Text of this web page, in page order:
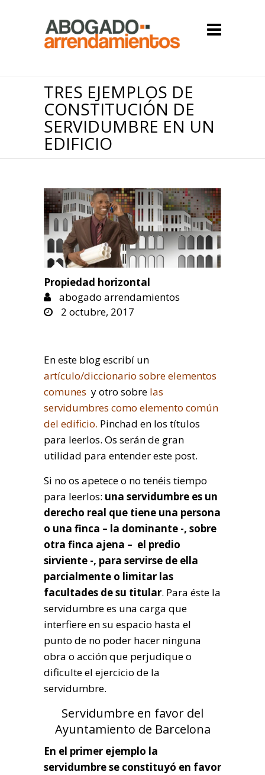
TRES EJEMPLOS DE
CONSTITUCIÓN DE
SERVIDUMBRE EN UN
EDIFICIO
Propiedad horizontal
abogado arrendamientos
2 octubre, 2017
En este blog escribí un
artículo/diccionario sobre elementos
comunes y otro sobre las
servidumbres como elemento común
del edificio. Pinchad en los títulos
para leerlos. Os serán de gran
utilidad para entender este post.
Si no os apetece o no tenéis tiempo
para leerlos: una servidumbre es un
derecho real que tiene una persona
o una finca – la dominante -, sobre
otra finca ajena – el predio
sirviente -, para servirse de ella
parcialmente o limitar las
facultades de su titular. Para éste la
servidumbre es una carga que
interfiere en su espacio hasta el
punto de no poder hacer ninguna
obra o acción que perjudique o
dificulte el ejercicio de la
servidumbre.
Servidumbre en favor del
Ayuntamiento de Barcelona
En el primer ejemplo la
servidumbre se constituyó en favor